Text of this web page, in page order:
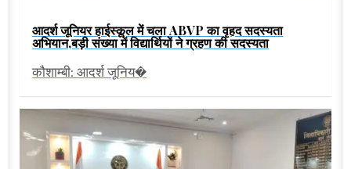
आदर्श जूनियर हाईस्कूल में चला ABVP का वृहद सदस्यता
अभियान,बड़ी संख्या में विद्यार्थियों ने ग्रहण की सदस्यता
कौशाम्बी: आदर्श जूनिय�